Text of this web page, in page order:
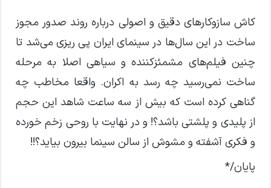
کاش سازوکارهای دقیق و اصولی درباره روند صدور مجوز
ساخت در این سال‌ها در سینمای ایران پی ریزی می‌شد تا
چنین فیلم‌های مشمئزکننده و سیاهی اصلا به مرحله
ساخت نمی‌رسید چه رسد به اکران. واقعا مخاطب چه
گناهی کرده است که بیش از سه ساعت شاهد این حجم
از پلیدی و پلشتی باشد؟! و در نهایت با روحی زخم خورده
و فکری آشفته و مشوش از سالن سینما بیرون بیاید؟!!
پایان/*